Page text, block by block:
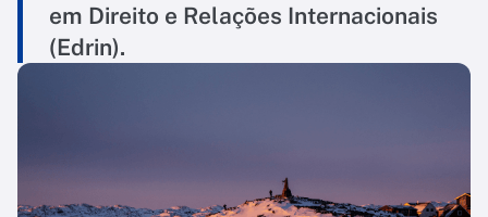
em Direito e Relações Internacionais
(Edrin).